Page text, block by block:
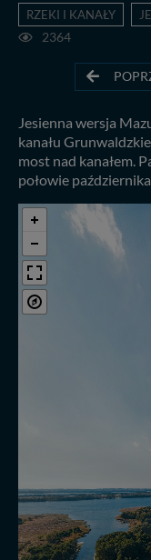
RZEKI I KANAŁY
2364
Jesienna wersja
kanału
most nad kanałem.
połowie